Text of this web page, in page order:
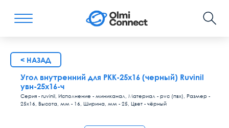
< НАЗАД
Угол внутренний для РКК-25х16 (черный) Ruvinil
увн-25х16-ч
Серия - ruvinil, Исполнение - миниканал, Материал - pvc (пвх), Размер -
25х16, Высота, мм - 16, Ширина, мм - 25, Цвет - чёрный